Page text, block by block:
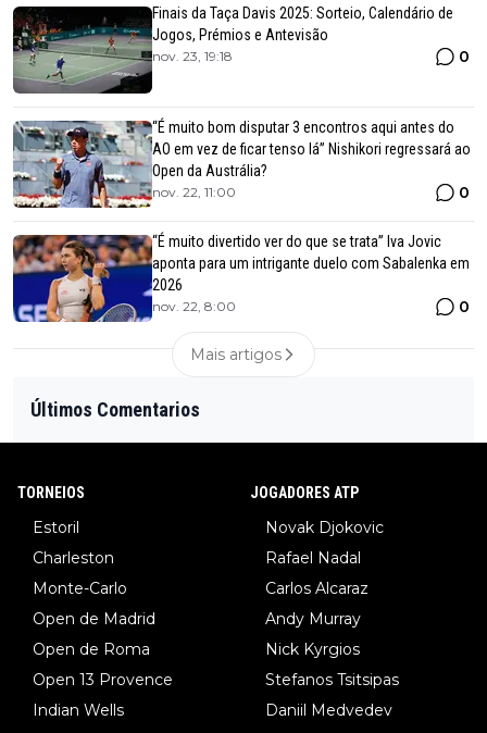
Finais da Taça Davis 2025: Sorteio, Calendário de
Jogos, Prémios e Antevisão
nov. 23, 19:18 0
“É muito bom disputar 3 encontros aqui antes do
AO em vez de ficar tenso lá” Nishikori regressará ao
Open da Austrália?
nov. 22, 11:00 0
“É muito divertido ver do que se trata” Iva Jovic
aponta para um intrigante duelo com Sabalenka em
2026
nov. 22, 8:00 0
Mais artigos
Últimos Comentarios
TORNEIOS
Estoril
Charleston
Monte-Carlo
Open de Madrid
Open de Roma
Open 13 Provence
Indian Wells
JOGADORES ATP
Novak Djokovic
Rafael Nadal
Carlos Alcaraz
Andy Murray
Nick Kyrgios
Stefanos Tsitsipas
Daniil Medvedev